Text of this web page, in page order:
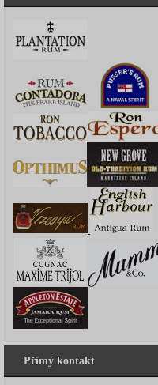
Přímý kontakt